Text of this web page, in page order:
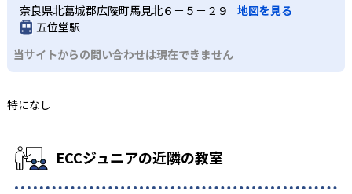
奈良県北葛城郡広陵町馬見北６－５－２９
地図を見る
五位堂駅
当サイトからの問い合わせは現在できません
特になし
ECCジュニアの近隣の教室